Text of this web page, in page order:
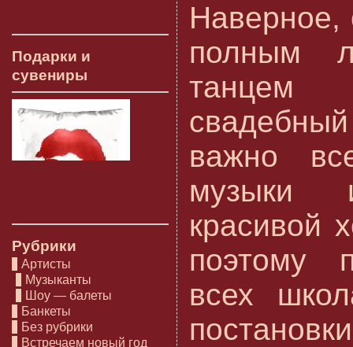
Подарки и
сувениры
Рубрики
Артисты
Музыканты
Шоу — балеты
Банкеты
Без рубрики
Встречаем новый год
полным
важно
музыки
красивой
поэтому
всех